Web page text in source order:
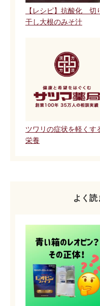
【レシピ】抗酸化 切
干し大根のみそ汁
ツワリの症状を軽くす
栄養
よく読